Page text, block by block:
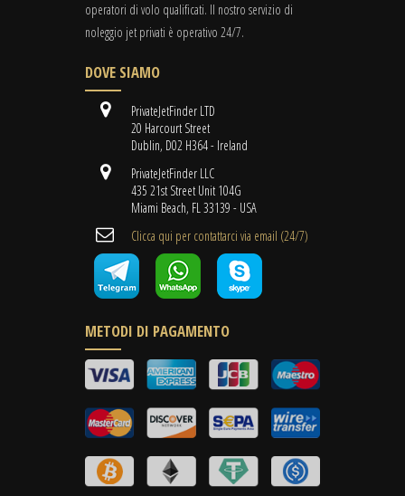
operatori di volo qualificati. Il nostro servizio di
noleggio jet privati è operativo 24/7.
DOVE SIAMO
PrivateJetFinder LTD
20 Harcourt Street
Dublin, D02 H364 - Ireland
PrivateJetFinder LLC
435 21st Street Unit 104G
Miami Beach, FL 33139 - USA
Clicca qui per contattarci via email (24/7)
METODI DI PAGAMENTO